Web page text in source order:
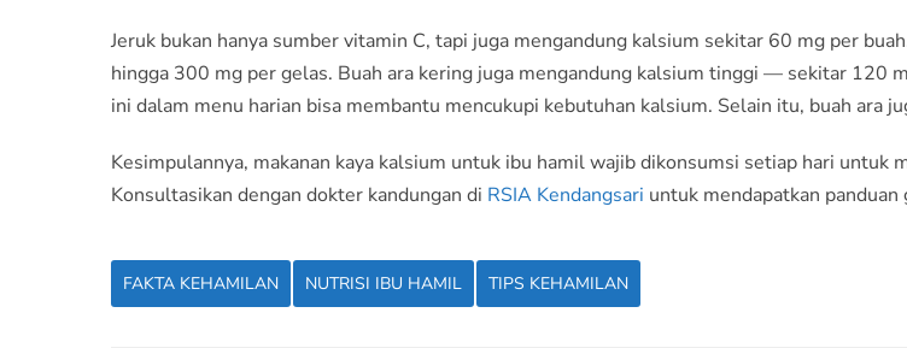
Jeruk bukan hanya sumber vitamin C, tapi juga mengandung kalsium sekitar 60 mg per
hingga 300 mg per gelas. Buah ara kering juga mengandung kalsium tinggi — sekitar 120
ini dalam menu harian bisa membantu mencukupi kebutuhan kalsium. Selain itu, buah ara
Kesimpulannya, makanan kaya kalsium untuk ibu hamil wajib dikonsumsi setiap hari untuk
Konsultasikan dengan dokter kandungan di RSIA Kendangsari untuk mendapatkan
FAKTA KEHAMILAN NUTRISI IBU HAMIL TIPS KEHAMILAN